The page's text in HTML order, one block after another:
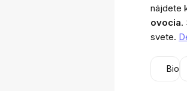
4,5
nájdete
ovocia.
svete.
Bio